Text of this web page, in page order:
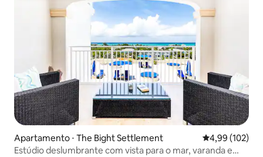
Apartamento ⋅ The Bight Settlement 4,99 de uma
4,99 (102)
Estúdio deslumbrante com vista para o mar, varanda e